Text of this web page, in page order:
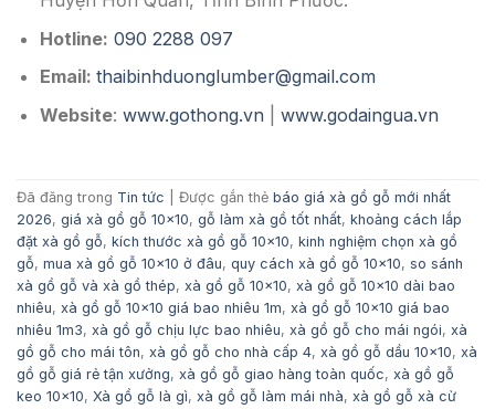
Hotline: 090 2288 097
Email: thaibinhduonglumber@gmail.com
Website: www.gothong.vn www.godaingua.vn
Đã đăng trong Tin tức Được gắn thẻ báo giá xà gồ gỗ mới nhất
2026, giá xà gồ gỗ 10x10, gỗ làm xà gồ tốt nhất, khoảng cách lắp
đặt xà gồ gỗ, kích thước xà gồ gỗ 10x10, kinh nghiệm chọn xà gồ
gỗ, mua xà gồ gỗ 10x10 ở đâu, quy cách xà gồ gỗ 10x10, so sánh
xà gồ gỗ và xà gồ thép, xà gồ gỗ 10x10, xà gồ gỗ 10x10 dài bao
nhiêu, xà gồ gỗ 10x10 giá bao nhiêu 1m, xà gồ gỗ 10x10 giá bao
nhiêu 1m3, xà gồ gỗ chịu lực bao nhiêu, xà gồ gỗ cho mái ngói, xà
gồ gỗ cho mái tôn, xà gồ gỗ cho nhà cấp 4, xà gồ gỗ dầu 10x10, xà
gồ gỗ giá rẻ tận xưởng, xà gồ gỗ giao hàng toàn quốc, xà gồ gỗ
keo 10x10, Xà gồ gỗ là gì, xà gồ gỗ làm mái nhà, xà gồ gỗ xà cừ